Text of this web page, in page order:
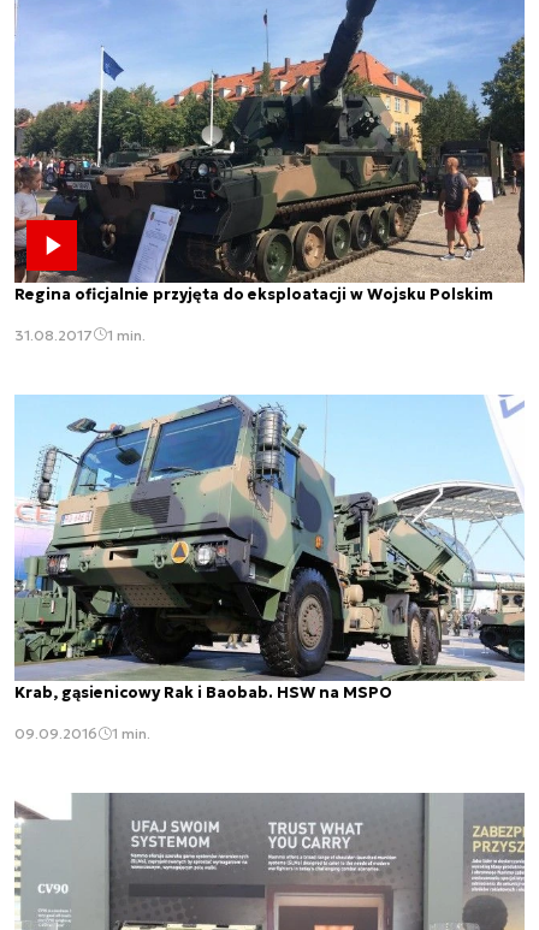
Regina oficjalnie przyjęta do eksploatacji w Wojsku Polskim
31.08.2017 1 min.
Krab, gąsienicowy Rak i Baobab. HSW na MSPO
09.09.2016 1 min.